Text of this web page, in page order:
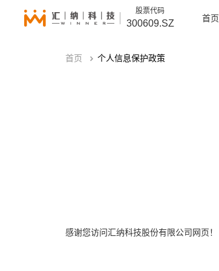
股票代码
300609.SZ
首页
首页 个人信息保护政策
感谢您访问汇纳科技股份有限公司网页！